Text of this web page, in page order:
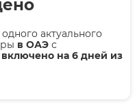
актуального
в ОАЭ с
на 6 дней из